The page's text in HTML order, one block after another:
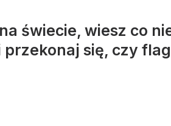
świecie, wiesz co
przekonaj się, czy